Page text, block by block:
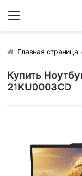
Главная страница
Купить
21KU0003CD